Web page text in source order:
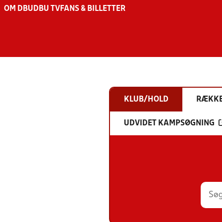
OM DBU DBU TV FANS & BILLETTER
KLUB/HOLD
UDVIDET KAMPSØGNING